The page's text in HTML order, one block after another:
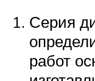
Серия
работ